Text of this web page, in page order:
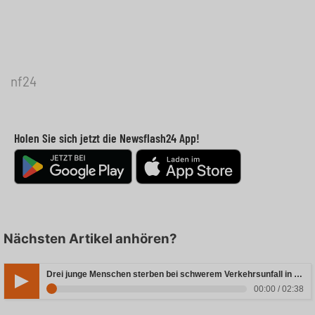
nf24
Holen Sie sich jetzt die Newsflash24 App!
Nächsten Artikel anhören?
Drei junge Menschen sterben bei schwerem Verkehrsunfall in Rheinland-Pfalz
00:00 / 02:38